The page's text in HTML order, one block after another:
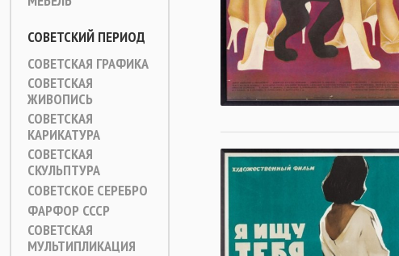
СОВЕТСКИЙ ПЕРИОД
СОВЕТСКАЯ ГРАФИКА
СОВЕТСКАЯ
ЖИВОПИСЬ
СОВЕТСКАЯ
КАРИКАТУРА
СОВЕТСКАЯ
СКУЛЬПТУРА
СОВЕТСКОЕ СЕРЕБРО
ФАРФОР СССР
СОВЕТСКАЯ
МУЛЬТИПЛИКАЦИЯ